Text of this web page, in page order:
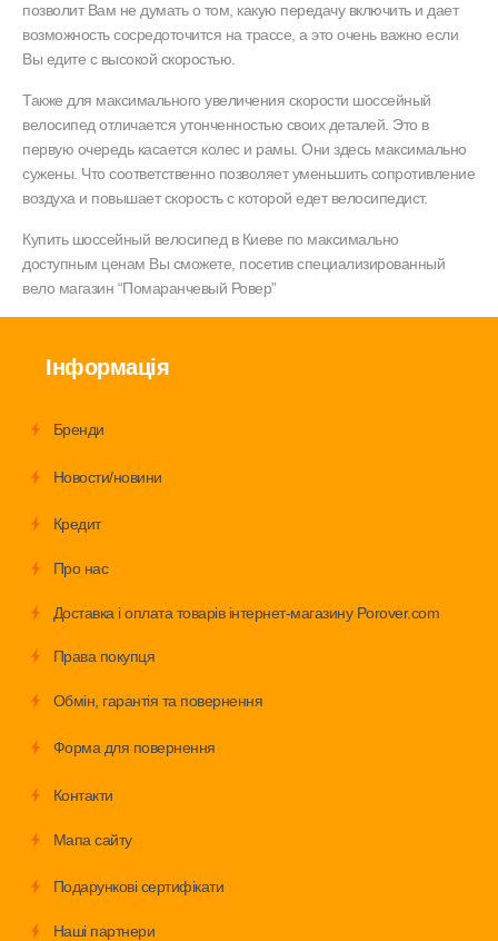
позволит Вам не думать о том, какую передачу включить и дает
возможность сосредоточится на трассе, а это очень важно если
Вы едите с высокой скоростью.
Также для максимального увеличения скорости шоссейный
велосипед отличается утонченностью своих деталей. Это в
первую очередь касается колес и рамы. Они здесь максимально
сужены. Что соответственно позволяет уменьшить сопротивление
воздуха и повышает скорость с которой едет велосипедист.
Купить шоссейный велосипед в Киеве по максимально
доступным ценам Вы сможете, посетив специализированный
вело магазин “Помаранчевый Ровер”
Інформація
Бренди
Новости/новини
Кредит
Про нас
Доставка і оплата товарів інтернет-магазину Porover.com
Права покупця
Обмiн, гарантія та повернення
Форма для повернення
Контакти
Мапа сайту
Подарункові сертифікати
Наші партнери